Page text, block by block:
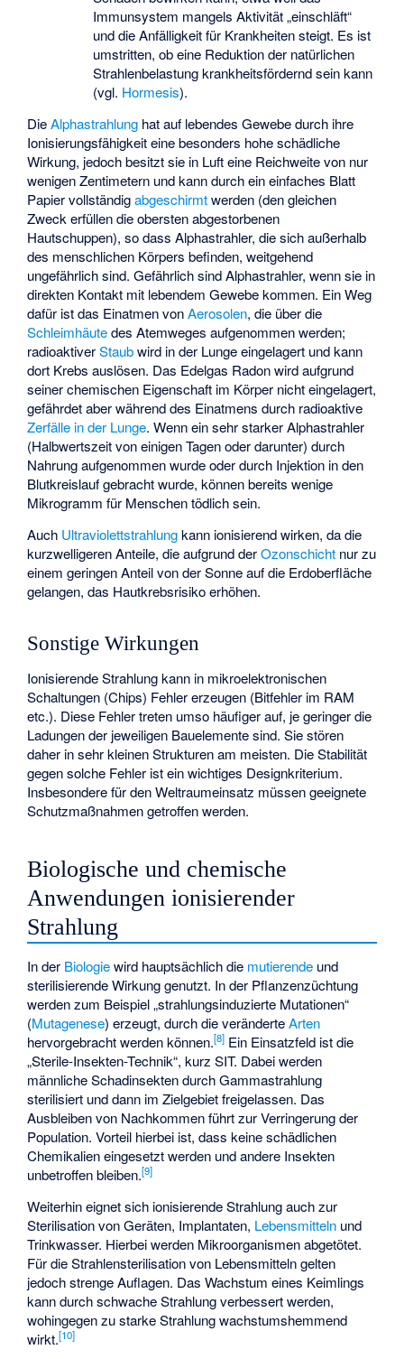
Immunsystem mangels Aktivität „einschläft“
und die Anfälligkeit für Krankheiten steigt. Es ist
umstritten, ob eine Reduktion der natürlichen
Strahlenbelastung krankheitsfördernd sein kann
(vgl. Hormesis).
DieAlphastrahlung hat auf lebendes Gewebe durch ihre
Ionisierungsfähigkeit eine besonders hohe schädliche
Wirkung, jedoch besitzt sie in Luft eine Reichweite von nur
wenigen Zentimetern und kann durch ein einfaches Blatt
Papier vollständigabgeschirmtwerden (den gleichen
Zweck erfüllen die obersten abgestorbenen
Hautschuppen), so dass Alphastrahler, die sich außerhalb
des menschlichen Körpers befinden, weitgehend
ungefährlich sind. Gefährlich sind Alphastrahler, wenn sie in
direkten Kontakt mit lebendem Gewebe kommen. Ein Weg
dafür ist das Einatmen vonAerosolen, die über die
Schleimhäutedes Atemweges aufgenommen werden;
radioaktiverStaubwird in der Lunge eingelagert und kann
dort Krebs auslösen. Das Edelgas Radon wird aufgrund
seiner chemischen Eigenschaft im Körper nicht eingelagert,
gefährdet aber während des Einatmens durch radioaktive
Zerfälle in der Lunge. Wenn ein sehr starker Alphastrahler
(Halbwertszeit von einigen Tagen oder darunter) durch
Nahrung aufgenommen wurde oder durch Injektion in den
Blutkreislauf gebracht wurde, können bereits wenige
Mikrogramm für Menschen tödlich sein.
Auch Ultraviolettstrahlungkann ionisierend wirken, da die
kurzwelligeren Anteile, die aufgrund derOzonschicht nur zu
einem geringen Anteil von der Sonne auf die Erdoberfläche
gelangen, das Hautkrebsrisiko erhöhen.
Sonstige Wirkungen
Ionisierende Strahlung kann in mikroelektronischen
Schaltungen (Chips) Fehler erzeugen (Bitfehler im RAM
etc.). Diese Fehler treten umso häufiger auf, je geringer die
Ladungen der jeweiligen Bauelemente sind. Sie stören
daher in sehr kleinen Strukturen am meisten. Die Stabilität
gegen solche Fehler ist ein wichtiges Designkriterium.
Insbesondere für den Weltraumeinsatz müssen geeignete
Schutzmaßnahmen getroffen werden.
Biologische und chemische
Anwendungen ionisierender
Strahlung
In der Biologiewird hauptsächlich die mutierende und
sterilisierende Wirkung genutzt. In der Pflanzenzüchtung
werden zum Beispiel „strahlungsinduzierte Mutationen“
(Mutagenese) erzeugt, durch die veränderteArten
hervorgebracht werden können.[8] Ein Einsatzfeld ist die
„Sterile-Insekten-Technik“, kurz SIT. Dabei werden
männliche Schadinsekten durch Gammastrahlung
sterilisiert und dann im Zielgebiet freigelassen. Das
Ausbleiben von Nachkommen führt zur Verringerung der
Population. Vorteil hierbei ist, dass keine schädlichen
Chemikalien eingesetzt werden und andere Insekten
unbetroffen bleiben.[9]
Weiterhin eignet sich ionisierende Strahlung auch zur
Sterilisation von Geräten, Implantaten, Lebensmitteln und
Trinkwasser. Hierbei werden Mikroorganismen abgetötet.
Für die Strahlensterilisation von Lebensmitteln gelten
jedoch strenge Auflagen. Das Wachstum eines Keimlings
kann durch schwache Strahlung verbessert werden,
wohingegen zu starke Strahlung wachstumshemmend
wirkt.[10]